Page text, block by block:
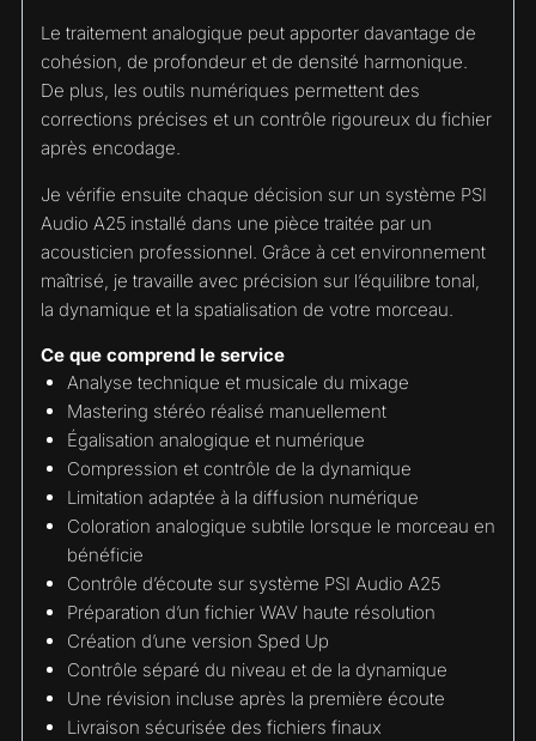
Le traitement analogique peut apporter davantage de
cohésion, de profondeur et de densité harmonique.
De plus, les outils numériques permettent des
corrections précises et un contrôle rigoureux du fichier
après encodage.
Je vérifie ensuite chaque décision sur un système PSI
Audio A25 installé dans une pièce traitée par un
acousticien professionnel. Grâce à cet environnement
maîtrisé, je travaille avec précision sur l’équilibre tonal,
la dynamique et la spatialisation de votre morceau.
Ce que comprend le service
Analyse technique et musicale du mixage
Mastering stéréo réalisé manuellement
Égalisation analogique et numérique
Compression et contrôle de la dynamique
Limitation adaptée à la diffusion numérique
Coloration analogique subtile lorsque le morceau en
bénéficie
Contrôle d’écoute sur système PSI Audio A25
Préparation d’un fichier WAV haute résolution
Création d’une version Sped Up
Contrôle séparé du niveau et de la dynamique
Une révision incluse après la première écoute
Livraison sécurisée des fichiers finaux